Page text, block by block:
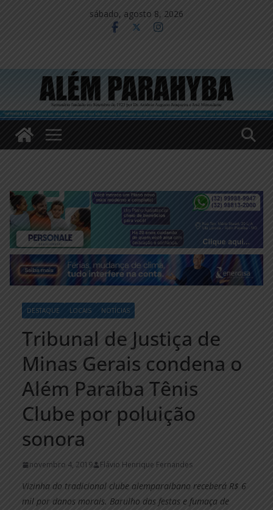
sábado, agosto 8, 2026
DESTAQUE LOCAIS NOTÍCIAS
Tribunal de Justiça de
Minas Gerais condena o
Além Paraíba Tênis
Clube por poluição
sonora
novembro 4, 2019 Flávio Henrique Fernandes
Vizinha do tradicional clube alemparaibano receberá R$ 6
mil por danos morais. Barulho das festas e fumaça de